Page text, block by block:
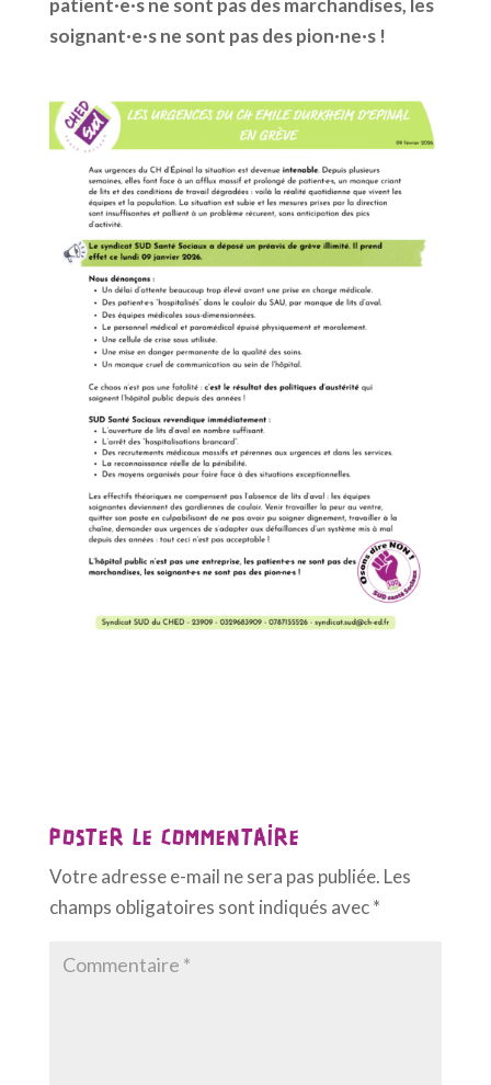
patient·e·s ne sont pas des marchandises, les
soignant·e·s ne sont pas des pion·ne·s !
POSTER LE COMMENTAIRE
Votre adresse e-mail ne sera pas publiée. Les
champs obligatoires sont indiqués avec*